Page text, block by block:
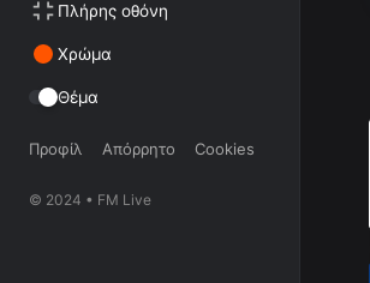
Πλήρης οθόνη
Χρώμα
Θέμα
Προφίλ Απόρρητο Cookies
© 2024 • FM Live